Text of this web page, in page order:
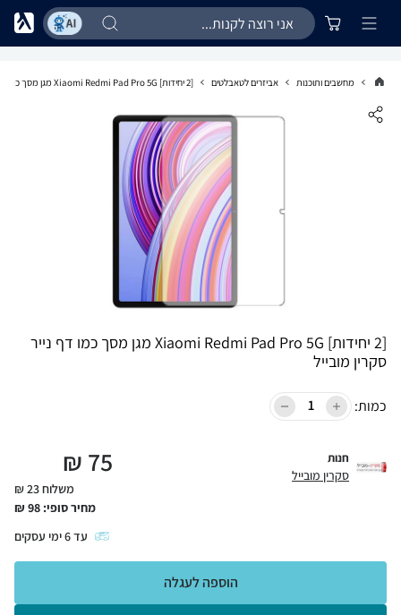
מחשבים ותוכנות אביזרים לטאבלטים [2 יחידות] Xiaomi Redmi Pad Pro 5G מגן מסך כמו דף נייר סקרין מובייל
[2 יחידות] Xiaomi Redmi Pad Pro 5G מגן מסך כמו דף נייר
סקרין מובייל
כמות:
חנות
סקרין מובייל 75
₪
משלוח 23 ₪
מחיר סופי: 98
₪
עד6ימי עסקים
הוספה לעגלה